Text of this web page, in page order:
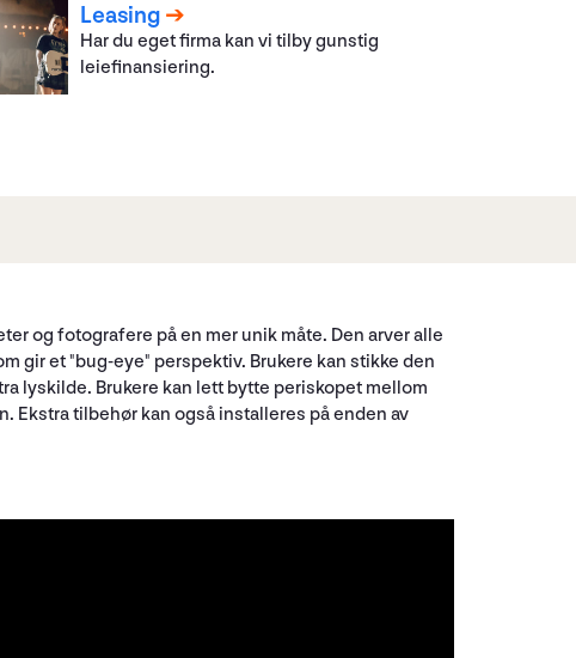
Leasing
Har du eget firma kan vi tilby gunstig
leiefinansiering.
og fotografere på en mer unik måte. Den arver alle
gir et "bug-eye" perspektiv. Brukere kan stikke den
lyskilde. Brukere kan lett bytte periskopet mellom
Ekstra tilbehør kan også installeres på enden av